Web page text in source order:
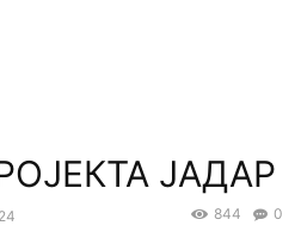
ЈАДАР
0
844